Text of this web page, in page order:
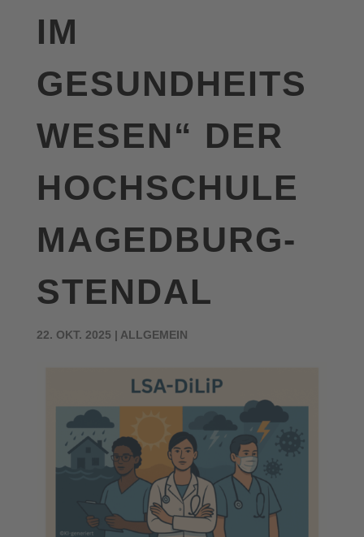
IM
GESUNDHEITS
WESEN“ DER
HOCHSCHULE
MAGEDBURG-
STENDAL
22. OKT. 2025 | ALLGEMEIN